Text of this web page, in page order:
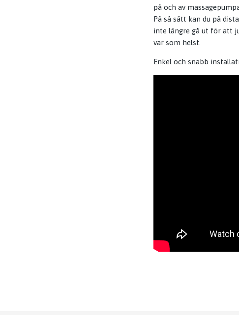
på och av
På så sätt kan du på
inte längre gå ut för att
var som helst.
Enkel och snabb